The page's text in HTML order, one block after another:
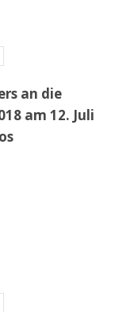
an die
am 12. Juli